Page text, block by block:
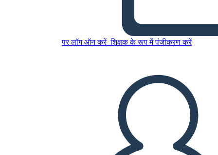
पर लॉग ऑन करें शिक्षक के रूप में पंजीकरण करें
במלחמת 1812
स्टोरीबोर्ड बनाएं
स्लाइड शो चलाएं
मुझे पढ़कर सुनाओ